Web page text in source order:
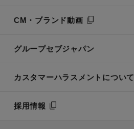
CM・ブランド動画
グループセブジャパン
カスタマーハラスメントについて
採用情報